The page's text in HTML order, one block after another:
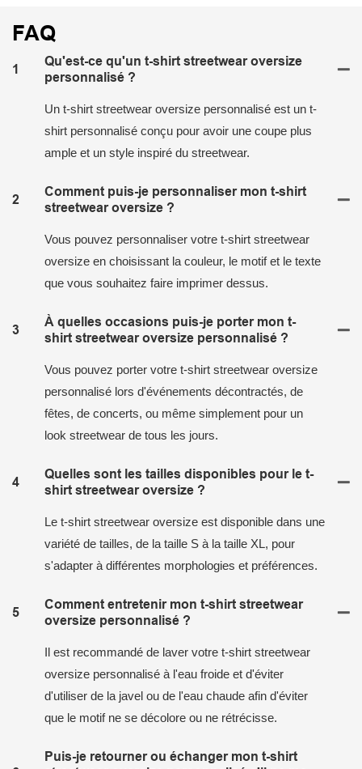
FAQ
1
Qu'est-ce qu'un t-shirt streetwear oversize
personnalisé ?
Un t-shirt streetwear oversize personnalisé est un t-
shirt personnalisé conçu pour avoir une coupe plus
ample et un style inspiré du streetwear.
2
Comment puis-je personnaliser mon t-shirt
streetwear oversize ?
Vous pouvez personnaliser votre t-shirt streetwear
oversize en choisissant la couleur, le motif et le texte
que vous souhaitez faire imprimer dessus.
3
À quelles occasions puis-je porter mon t-
shirt streetwear oversize personnalisé ?
Vous pouvez porter votre t-shirt streetwear oversize
personnalisé lors d'événements décontractés, de
fêtes, de concerts, ou même simplement pour un
look streetwear de tous les jours.
4
Quelles sont les tailles disponibles pour le t-
shirt streetwear oversize ?
Le t-shirt streetwear oversize est disponible dans une
variété de tailles, de la taille S à la taille XL, pour
s'adapter à différentes morphologies et préférences.
5
Comment entretenir mon t-shirt streetwear
oversize personnalisé ?
Il est recommandé de laver votre t-shirt streetwear
oversize personnalisé à l'eau froide et d'éviter
d'utiliser de la javel ou de l'eau chaude afin d'éviter
que le motif ne se décolore ou ne rétrécisse.
Puis-je retourner ou échanger mon t-shirt